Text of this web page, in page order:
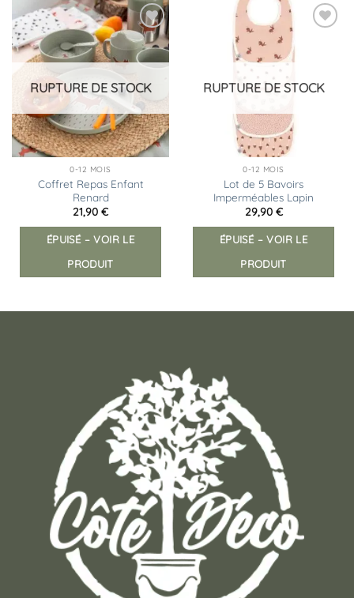
Ajouter
à la
liste
RUPTURE DE STOCK
0-12 MOIS
Coffret Repas Enfant
Renard
21,90 €
ÉPUISÉ – VOIR LE
PRODUIT
RUPTURE DE STOCK
0-12 MOIS
Lot de 5 Bavoirs
Imperméables Lapin
29,90 €
ÉPUISÉ – VOIR LE
PRODUIT